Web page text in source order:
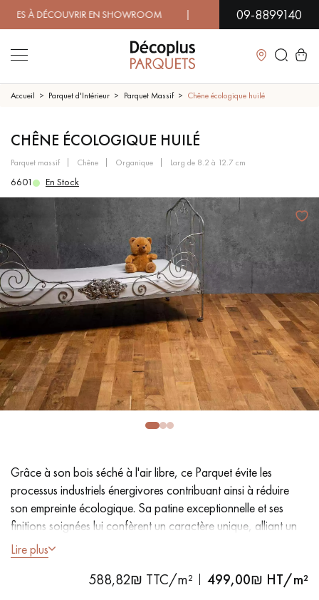
EN SHOWROOM | DISPONIBILITÉ09-8899140
Fermer
LES RECHERCHES LES PLUS COURANTES
PARQUET MASSIF
SOL PLAQUÉ BOIS VERITABLES
PARQUETS À MOTIFS
PARQUET EN BOIS EXOTIQUE PARQUET VERNIS
PARQUET HUILÉ PARQUET EN BOIS BRUT
PARQUET VIEILLI PARQUET EN CHÊNE FUMÉ
PARQUET LAMES LARGES XXL PARQUET EN CHÊNE
ACCESSOIRES PARQUET
Nos conseillers sont disponibles au
09-8899140
Accueil Parquet d'Intérieur Parquet Massif Chêne écologique huilé
CHÊNE ÉCOLOGIQUE HUILÉ
parquet massif chêne organique larg de 8.2 à 12.7 cm
6601 En Stock
Grâce à son bois séché à l'air libre, ce Parquet évite les
processus industriels énergivores contribuant ainsi à réduire
son empreinte écologique. Sa patine exceptionnelle et ses
finitions soignées lui confèrent un caractère unique, alliant un
style authentique et contemporain.
- Larmes largeur 8,3 cm et 12,7 cm
Lire plus
588,82₪ TTC/m² 499,00₪ HT/m²